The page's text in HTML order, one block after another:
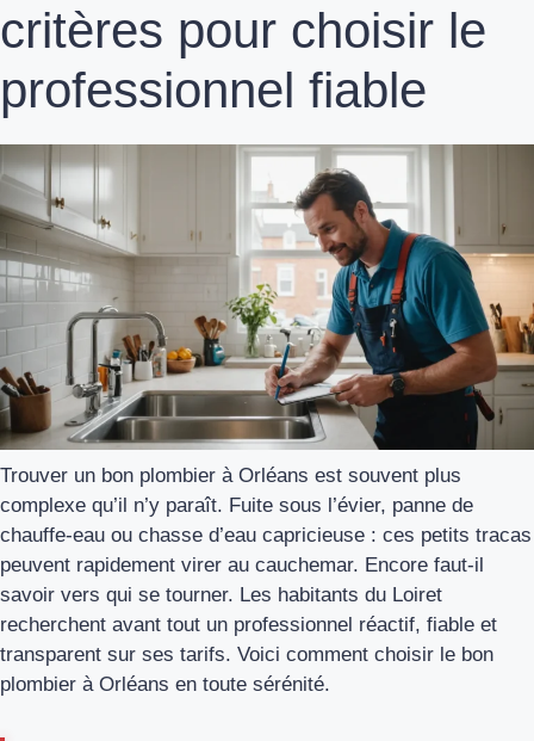
critères pour choisir le
professionnel fiable
Trouver un bon plombier à Orléans est souvent plus
complexe qu’il n’y paraît. Fuite sous l’évier, panne de
chauffe-eau ou chasse d’eau capricieuse : ces petits tracas
peuvent rapidement virer au cauchemar. Encore faut-il
savoir vers qui se tourner. Les habitants du Loiret
recherchent avant tout un professionnel réactif, fiable et
transparent sur ses tarifs. Voici comment choisir le bon
plombier à Orléans en toute sérénité.